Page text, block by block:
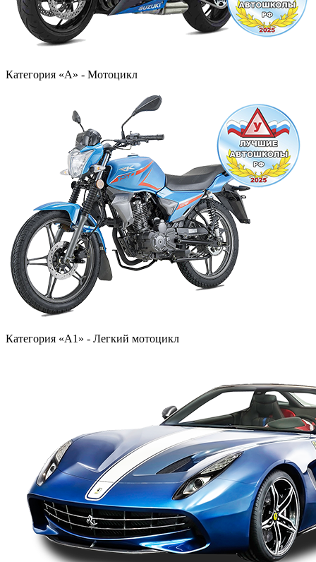
Категория «А» - Мотоцикл
Категория «A1» - Легкий мотоцикл